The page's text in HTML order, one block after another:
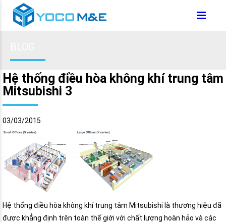
Hệ thống điều hòa không khí trung tâm
Mitsubishi 3
03/03/2015
Hệ thống điều hòa không khí trung tâm Mitsubishi là thương hiệu đã
được khẳng định trên toàn thế giới với chất lượng hoàn hảo và các